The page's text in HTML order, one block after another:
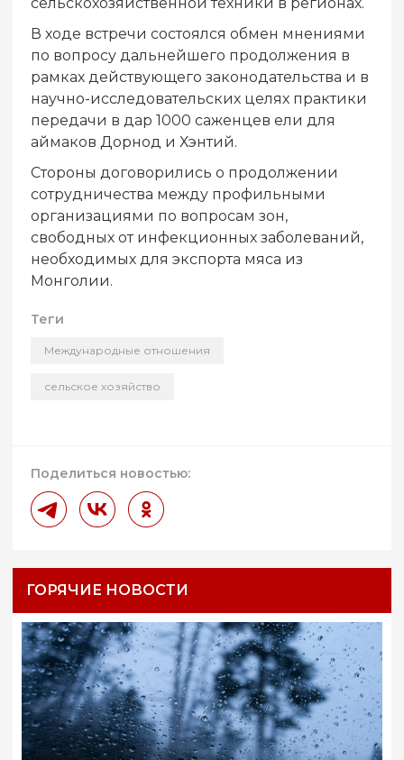
В ходе встречи состоялся обмен мнениями
по вопросу дальнейшего продолжения в
рамках действующего законодательства и в
научно-исследовательских целях практики
передачи в дар 1000 саженцев ели для
аймаков Дорнод и Хэнтий.
Стороны договорились о продолжении
сотрудничества между профильными
организациями по вопросам зон,
свободных от инфекционных заболеваний,
необходимых для экспорта мяса из
Монголии.
Теги
Международные отношения
сельское хозяйство
Поделиться новостью:
ГОРЯЧИЕ НОВОСТИ